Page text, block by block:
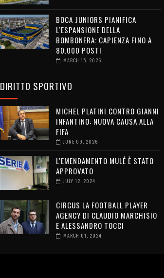
BOCA JUNIORS PIANIFICA
L’ESPANSIONE DELLA
BOMBONERA: CAPIENZA FINO A
80.000 POSTI
MARCH 15, 2026
DIRITTO SPORTIVO
MICHEL PLATINI CONTRO GIANNI
INFANTINO: NUOVA CAUSA ALLA
FIFA
JUNE 09, 2026
L'EMENDAMENTO MULÉ È STATO
APPROVATO
JULY 12, 2024
CIRCUS LA FOOTBALL PLAYER
AGENCY DI CLAUDIO MARCHISIO
E ALESSANDRO TOCCI
MARCH 01, 2024